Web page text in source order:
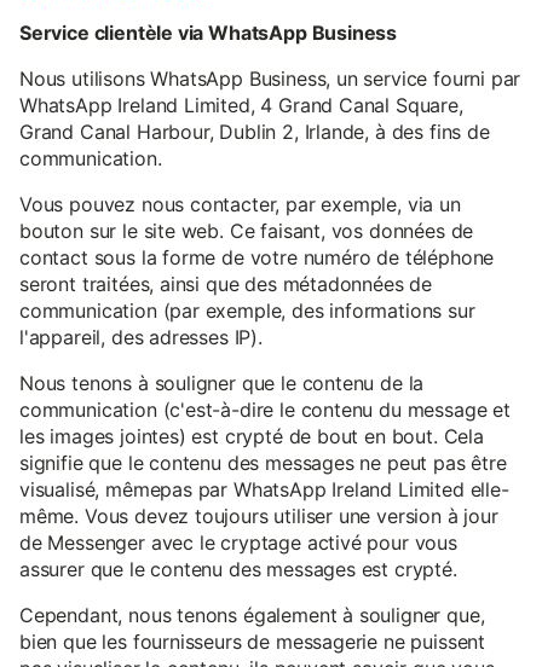
Service clientèle via WhatsApp Business
Nous utilisons WhatsApp Business, un service fourni par
WhatsApp Ireland Limited, 4 Grand Canal Square,
Grand Canal Harbour, Dublin 2, Irlande, à des fins de
communication.
Vous pouvez nous contacter, par exemple, via un
bouton sur le site web. Ce faisant, vos données de
contact sous la forme de votre numéro de téléphone
seront traitées, ainsi que des métadonnées de
communication (par exemple, des informations sur
l'appareil, des adresses IP).
Nous tenons à souligner que le contenu de la
communication (c'est-à-dire le contenu du message et
les images jointes) est crypté de bout en bout. Cela
signifie que le contenu des messages ne peut pas être
visualisé, mêmepas par WhatsApp Ireland Limited elle-
même. Vous devez toujours utiliser une version à jour
de Messenger avec le cryptage activé pour vous
assurer que le contenu des messages est crypté.
Cependant, nous tenons également à souligner que,
bien que les fournisseurs de messagerie ne puissent